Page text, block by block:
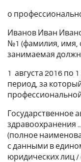
о
Иванов Иван
№1 (фамилия, имя,
занимаемая
1 августа 2016 по
период, за
Государственное
здравоохранения
(полное
с данными в
юридических лиц /